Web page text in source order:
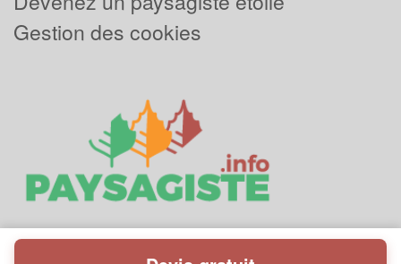
Gestion des cookies